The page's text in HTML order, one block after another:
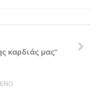
καρδιάς μας”